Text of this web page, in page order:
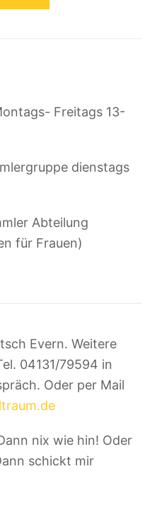
Freitags 13-
dienstags
Abteilung
für Frauen)
Evern. Weitere
04131/79594 in
Oder per Mail
nix wie hin! Oder
schickt mir